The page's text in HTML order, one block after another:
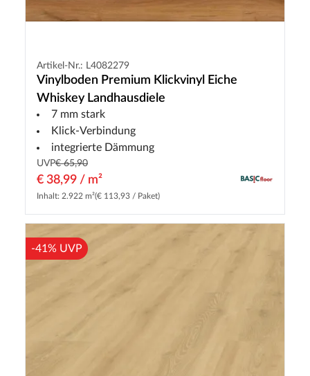
Artikel-Nr.: L4082279
Vinylboden Premium Klickvinyl Eiche
Whiskey Landhausdiele
7 mm stark
Klick-Verbindung
integrierte Dämmung
UVP€ 65,90
€ 38,99 / m²
Inhalt: 2.922 m²(€ 113,93 / Paket)
-41% UVP